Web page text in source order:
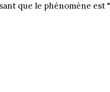
que le phénomène est "